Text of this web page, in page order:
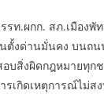
ท.ผกก. สภ.เมืองพั
ตั้งด่านมั่นคง บนถ
บสิ่งผิดกฎหมายทุก
รเกิดเหตุการณ์ไม่